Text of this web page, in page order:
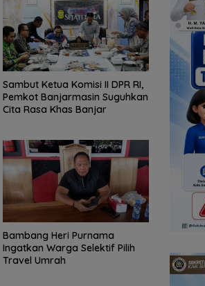
Sambut Ketua Komisi II DPR RI,
Pemkot Banjarmasin Suguhkan
Cita Rasa Khas Banjar
Bambang Heri Purnama
Ingatkan Warga Selektif Pilih
Travel Umrah